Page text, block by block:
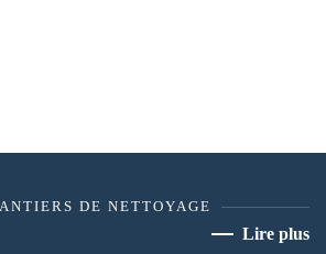
DE NETTOYAGE
Lire plus